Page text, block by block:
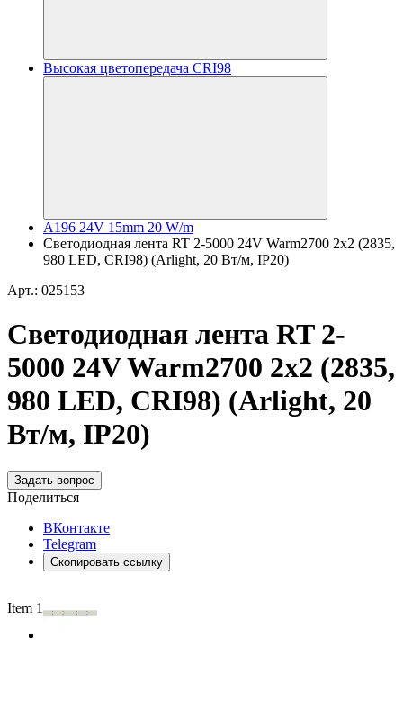
Высокая цветопередача CRI98
A196 24V 15mm 20 W/m
Светодиодная лента RT 2-5000 24V Warm2700 2x2 (2835,
980 LED, CRI98) (Arlight, 20 Вт/м, IP20)
Арт.: 025153
Светодиодная лента RT 2-
5000 24V Warm2700 2x2 (2835,
980 LED, CRI98) (Arlight, 20
Вт/м, IP20)
Задать вопрос
Поделиться
ВКонтакте
Telegram
Скопировать ссылку
Item 1 of 3